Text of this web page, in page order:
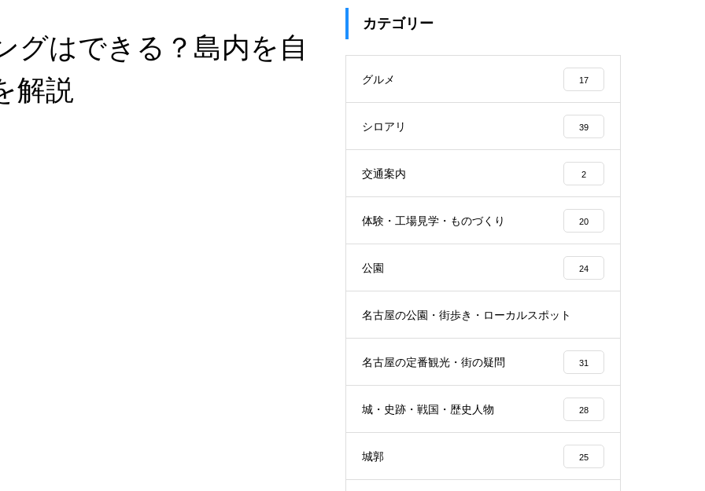
グはできる？島内を自
解説
カテゴリー
グルメ 17
シロアリ 39
交通案内 2
体験・工場見学・ものづくり 20
公園 24
名古屋の公園・街歩き・ローカルスポット
名古屋の定番観光・街の疑問 31
城・史跡・戦国・歴史人物 28
城郭 25